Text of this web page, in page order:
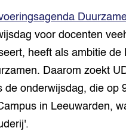
exoten
genetische
diversiteit
voor docenten
heeft als ambitie de
Daarom zoekt
de onderwijsdag, die op
in Leeuwarden,